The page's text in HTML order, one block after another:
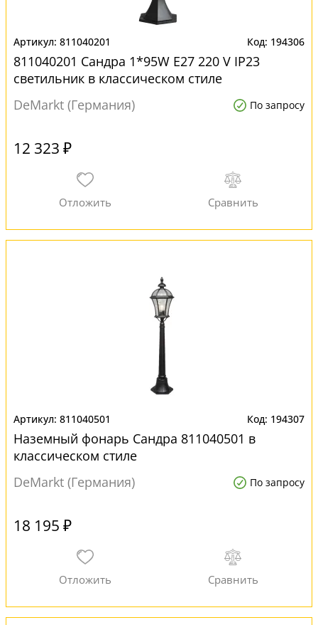
811040201 194306
811040201 Сандра 1*95W E27 220 V IP23
светильник в классическом стиле
DeMarkt (Германия)
По запросу
12 323 ₽
811040501 194307
Наземный фонарь Сандра 811040501 в
классическом стиле
DeMarkt (Германия)
По запросу
18 195 ₽